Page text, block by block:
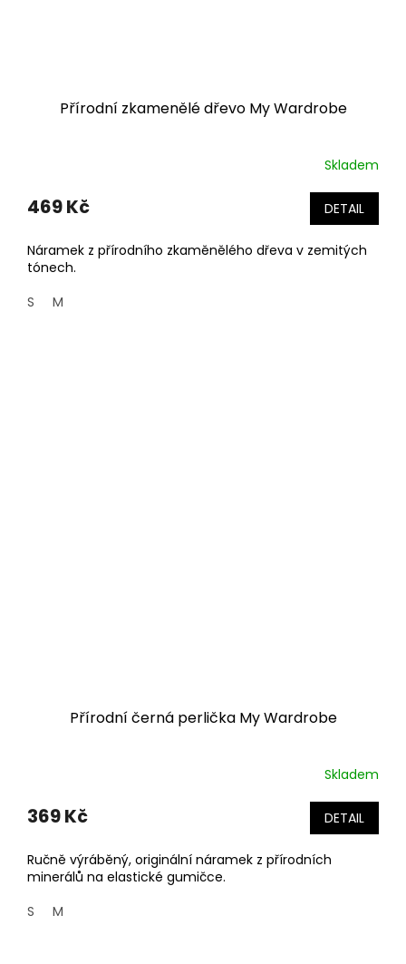
Přírodní zkamenělé dřevo My Wardrobe
Skladem
469 Kč DETAIL
Náramek z přírodního zkaměnělého dřeva v zemitých
tónech.
S
M
Přírodní černá perlička My Wardrobe
Skladem
369 Kč DETAIL
Ručně výráběný, originální náramek z přírodních
minerálů na elastické gumičce.
S
M